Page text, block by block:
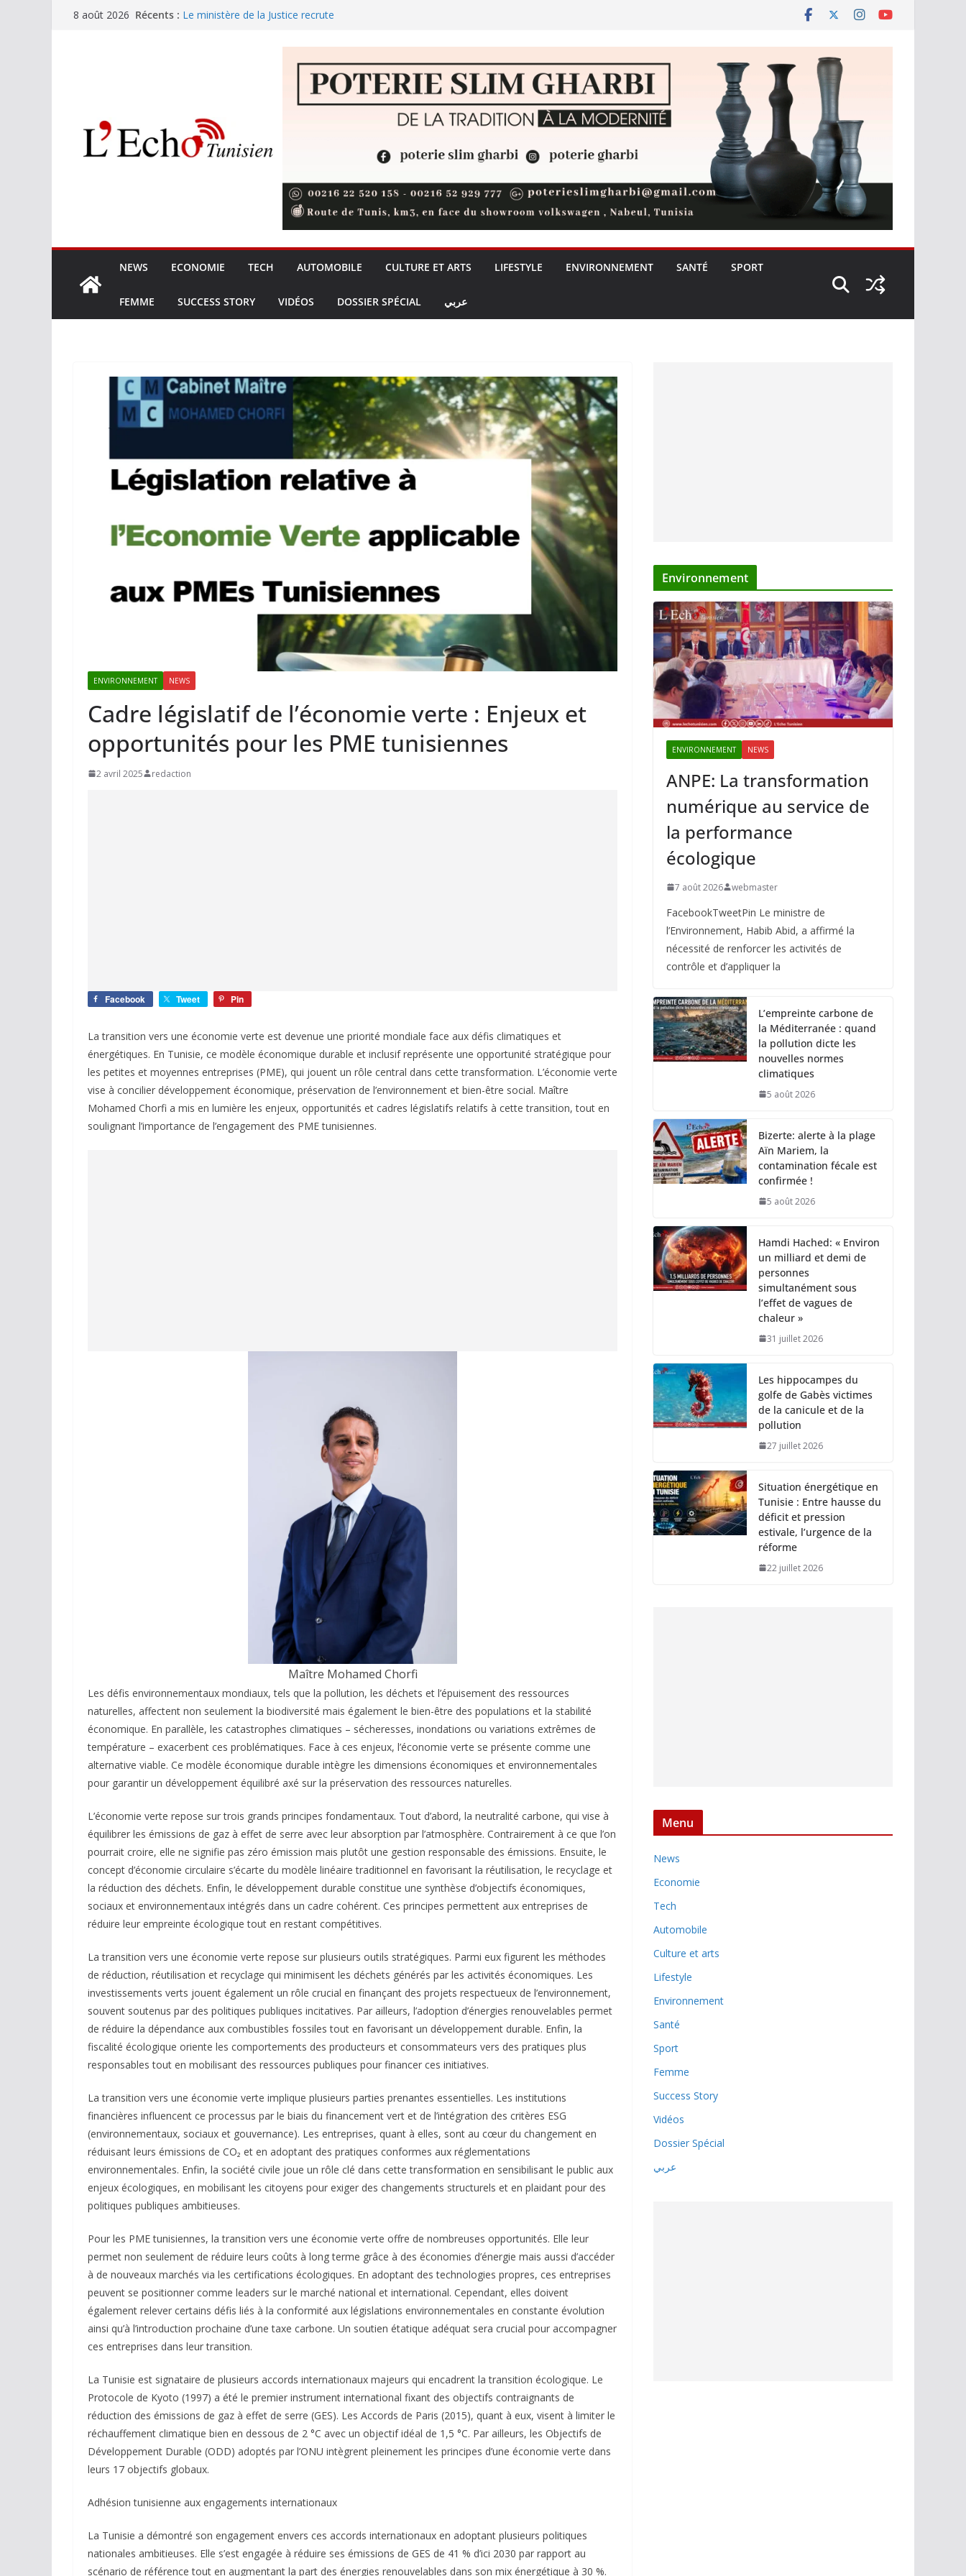
Passer8 août 2026 Récents : Le ministère de la Justice recrute
Amine Boudchart retrouve le public de Bizerte pour une
expérience musicale exceptionnelle, placée sous le signe du
partage entre l’artiste et son public
L’Union européenne durcit le cadre de l’IA: la Tunisie risque-t-
elle de rater le virage réglementaire ?
NEWS ECONOMIE TECH AUTOMOBILE CULTURE ET ARTS LIFESTYLE ENVIRONNEMENT SANTÉ SPORT
FEMME SUCCESS STORY VIDÉOS DOSSIER SPÉCIAL عربي
ENVIRONNEMENT NEWS
Cadre législatif de l’économie verte : Enjeux et
opportunités pour les PME tunisiennes
2 avril 2025 redaction
Facebook Tweet Pin
La transition vers une économie verte est devenue une priorité mondiale face aux défis climatiques et
énergétiques. En Tunisie, ce modèle économique durable et inclusif représente une opportunité stratégique pour
les petites et moyennes entreprises (PME), qui jouent un rôle central dans cette transformation. L’économie verte
vise à concilier développement économique, préservation de l’environnement et bien-être social. Maître
Mohamed Chorfi a mis en lumière les enjeux, opportunités et cadres législatifs relatifs à cette transition, tout en
soulignant l’importance de l’engagement des PME tunisiennes.
Maître Mohamed Chorfi
Les défis environnementaux mondiaux, tels que la pollution, les déchets et l’épuisement des ressources
naturelles, affectent non seulement la biodiversité mais également le bien-être des populations et la stabilité
économique. En parallèle, les catastrophes climatiques – sécheresses, inondations ou variations extrêmes de
température – exacerbent ces problématiques. Face à ces enjeux, l’économie verte se présente comme une
alternative viable. Ce modèle économique durable intègre les dimensions économiques et environnementales
pour garantir un développement équilibré axé sur la préservation des ressources naturelles.
L’économie verte repose sur trois grands principes fondamentaux. Tout d’abord, la neutralité carbone, qui vise à
équilibrer les émissions de gaz à effet de serre avec leur absorption par l’atmosphère. Contrairement à ce que l’on
pourrait croire, elle ne signifie pas zéro émission mais plutôt une gestion responsable des émissions. Ensuite, le
concept d’économie circulaire s’écarte du modèle linéaire traditionnel en favorisant la réutilisation, le recyclage et
la réduction des déchets. Enfin, le développement durable constitue une synthèse d’objectifs économiques,
sociaux et environnementaux intégrés dans un cadre cohérent. Ces principes permettent aux entreprises de
réduire leur empreinte écologique tout en restant compétitives.
La transition vers une économie verte repose sur plusieurs outils stratégiques. Parmi eux figurent les méthodes
de réduction, réutilisation et recyclage qui minimisent les déchets générés par les activités économiques. Les
investissements verts jouent également un rôle crucial en finançant des projets respectueux de l’environnement,
souvent soutenus par des politiques publiques incitatives. Par ailleurs, l’adoption d’énergies renouvelables permet
de réduire la dépendance aux combustibles fossiles tout en favorisant un développement durable. Enfin, la
fiscalité écologique oriente les comportements des producteurs et consommateurs vers des pratiques plus
responsables tout en mobilisant des ressources publiques pour financer ces initiatives.
La transition vers une économie verte implique plusieurs parties prenantes essentielles. Les institutions
financières influencent ce processus par le biais du financement vert et de l’intégration des critères ESG
(environnementaux, sociaux et gouvernance). Les entreprises, quant à elles, sont au cœur du changement en
réduisant leurs émissions de CO₂ et en adoptant des pratiques conformes aux réglementations
environnementales. Enfin, la société civile joue un rôle clé dans cette transformation en sensibilisant le public aux
enjeux écologiques, en mobilisant les citoyens pour exiger des changements structurels et en plaidant pour des
politiques publiques ambitieuses.
Pour les PME tunisiennes, la transition vers une économie verte offre de nombreuses opportunités. Elle leur
permet non seulement de réduire leurs coûts à long terme grâce à des économies d’énergie mais aussi d’accéder
à de nouveaux marchés via les certifications écologiques. En adoptant des technologies propres, ces entreprises
peuvent se positionner comme leaders sur le marché national et international. Cependant, elles doivent
également relever certains défis liés à la conformité aux législations environnementales en constante évolution
ainsi qu’à l’introduction prochaine d’une taxe carbone. Un soutien étatique adéquat sera crucial pour accompagner
ces entreprises dans leur transition.
La Tunisie est signataire de plusieurs accords internationaux majeurs qui encadrent la transition écologique. Le
Protocole de Kyoto (1997) a été le premier instrument international fixant des objectifs contraignants de
réduction des émissions de gaz à effet de serre (GES). Les Accords de Paris (2015), quant à eux, visent à limiter le
réchauffement climatique bien en dessous de 2 °C avec un objectif idéal de 1,5 °C. Par ailleurs, les Objectifs de
Développement Durable (ODD) adoptés par l’ONU intègrent pleinement les principes d’une économie verte dans
leurs 17 objectifs globaux.
Adhésion tunisienne aux engagements internationaux
La Tunisie a démontré son engagement envers ces accords internationaux en adoptant plusieurs politiques
nationales ambitieuses. Elle s’est engagée à réduire ses émissions de GES de 41 % d’ici 2030 par rapport au
scénario de référence tout en augmentant la part des énergies renouvelables dans son mix énergétique à 30 %.
Environnement
ENVIRONNEMENT NEWS
ANPE: La transformation
numérique au service de
la performance
écologique
7 août 2026 webmaster
FacebookTweetPin Le ministre de
l’Environnement, Habib Abid, a affirmé la
nécessité de renforcer les activités de
contrôle et d’appliquer la
L’empreinte carbone de
la Méditerranée : quand
la pollution dicte les
nouvelles normes
climatiques
5 août 2026
Bizerte: alerte à la plage
Aïn Mariem, la
contamination fécale est
confirmée !
5 août 2026
Hamdi Hached: « Environ
un milliard et demi de
personnes
simultanément sous
l’effet de vagues de
chaleur »
31 juillet 2026
Les hippocampes du
golfe de Gabès victimes
de la canicule et de la
pollution
27 juillet 2026
Situation énergétique en
Tunisie : Entre hausse du
déficit et pression
estivale, l’urgence de la
réforme
22 juillet 2026
Menu
News
Economie
Tech
Automobile
Culture et arts
Lifestyle
Environnement
Santé
Sport
Femme
Success Story
Vidéos
Dossier Spécial
عربي